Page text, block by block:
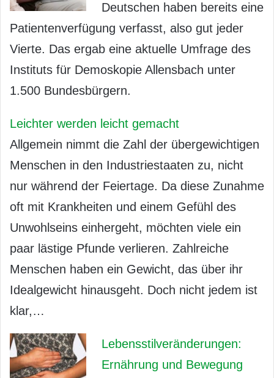
Deutschen haben bereits eine
Patientenverfügung verfasst, also gut jeder
Vierte. Das ergab eine aktuelle Umfrage des
Instituts für Demoskopie Allensbach unter
1.500 Bundesbürgern.
Leichter werden leicht gemacht
Allgemein nimmt die Zahl der übergewichtigen
Menschen in den Industriestaaten zu, nicht
nur während der Feiertage. Da diese Zunahme
oft mit Krankheiten und einem Gefühl des
Unwohlseins einhergeht, möchten viele ein
paar lästige Pfunde verlieren. Zahlreiche
Menschen haben ein Gewicht, das über ihr
Idealgewicht hinausgeht. Doch nicht jedem ist
klar,…
Lebensstilveränderungen:
Ernährung und Bewegung